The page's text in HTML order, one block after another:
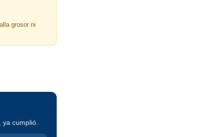
grosor ni
cumplió.